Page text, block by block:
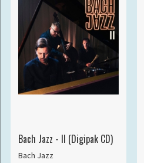
Bach Jazz - II (Digipak CD)
Bach Jazz